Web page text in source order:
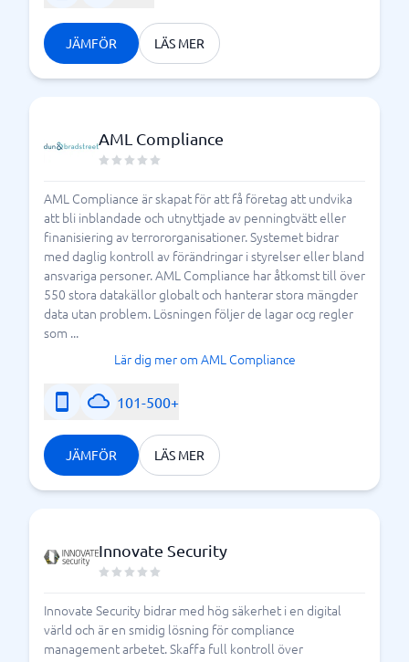
JÄMFÖR LÄS MER
AML Compliance
AML Compliance är skapat för att få företag att undvika
att bli inblandade och utnyttjade av penningtvätt eller
finanisiering av terrororganisationer. Systemet bidrar
med daglig kontroll av förändringar i styrelser eller bland
ansvariga personer. AML Compliance har åtkomst till över
550 stora datakällor globalt och hanterar stora mängder
data utan problem. Lösningen följer de lagar ocg regler
som ...
Lär dig mer om AML Compliance
101-500+
JÄMFÖR LÄS MER
Innovate Security
Innovate Security bidrar med hög säkerhet i en digital
värld och är en smidig lösning för compliance
management arbetet. Skaffa full kontroll över